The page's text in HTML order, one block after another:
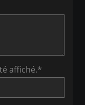
affiché.*